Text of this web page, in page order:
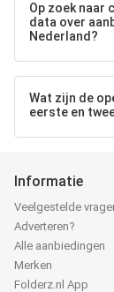
Op zoek
data over
Nederland?
Wat zijn de
eerste en
Informatie
Veelgestelde
Adverteren?
Alle aanbiedingen
Merken
Folderz.nl App